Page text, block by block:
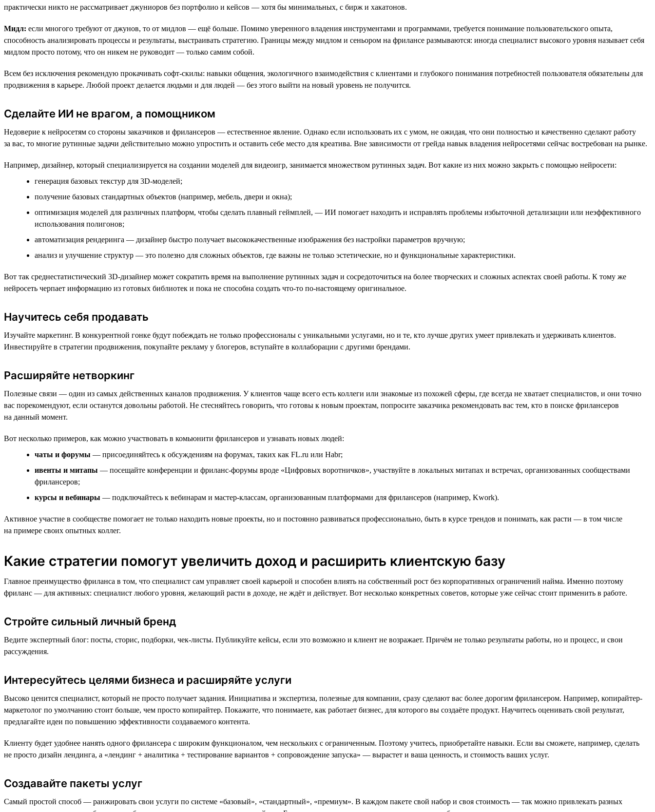
практически никто не рассматривает джуниоров без портфолио и кейсов — хотя бы минимальных, с бирж и хакатонов.
Мидл: eсли многого требуют от джунов, то от мидлов — ещё больше. Помимо уверенного владения инструментами и программами, требуется понимание пользовательского опыта,
способность анализировать процессы и результаты, выстраивать стратегию. Границы между мидлом и сеньором на фрилансе размываются: иногда специалист высокого уровня называет себя
мидлом просто потому, что он никем не руководит — только самим собой.
Всем без исключения рекомендую прокачивать софт-скилы: навыки общения, экологичного взаимодействия с клиентами и глубокого понимания потребностей пользователя обязательны для
продвижения в карьере. Любой проект делается людьми и для людей — без этого выйти на новый уровень не получится.
Сделайте ИИ не врагом, а помощником
Недоверие к нейросетям со стороны заказчиков и фрилансеров — естественное явление. Однако если использовать их с умом, не ожидая, что они полностью и качественно сделают работу
за вас, то многие рутинные задачи действительно можно упростить и оставить себе место для креатива. Вне зависимости от грейда навык владения нейросетями сейчас востребован на рынке.
Например, дизайнер, который специализируется на создании моделей для видеоигр, занимается множеством рутинных задач. Вот какие из них можно закрыть с помощью нейросети:
генерация базовых текстур для 3D-моделей;
получение базовых стандартных объектов (например, мебель, двери и окна);
оптимизация моделей для различных платформ, чтобы сделать плавный геймплей, — ИИ помогает находить и исправлять проблемы избыточной детализации или неэффективного
использования полигонов;
автоматизация рендеринга — дизайнер быстро получает высококачественные изображения без настройки параметров вручную;
анализ и улучшение структур — это полезно для сложных объектов, где важны не только эстетические, но и функциональные характеристики.
Вот так среднестатистический 3D-дизайнер может сократить время на выполнение рутинных задач и сосредоточиться на более творческих и сложных аспектах своей работы. К тому же
нейросеть черпает информацию из готовых библиотек и пока не способна создать что-то по-настоящему оригинальное.
Научитесь себя продавать
Изучайте маркетинг. В конкурентной гонке будут побеждать не только профессионалы с уникальными услугами, но и те, кто лучше других умеет привлекать и удерживать клиентов.
Инвестируйте в стратегии продвижения, покупайте рекламу у блогеров, вступайте в коллаборации с другими брендами.
Расширяйте нетворкинг
Полезные связи — один из самых действенных каналов продвижения. У клиентов чаще всего есть коллеги или знакомые из похожей сферы, где всегда не хватает специалистов, и они точно
вас порекомендуют, если останутся довольны работой. Не стесняйтесь говорить, что готовы к новым проектам, попросите заказчика рекомендовать вас тем, кто в поиске фрилансеров
на данный момент.
Вот несколько примеров, как можно участвовать в комьюнити фрилансеров и узнавать новых людей:
чаты и форумы — присоединяйтесь к обсуждениям на форумах, таких как FL.ru или Habr;
ивенты и митапы — посещайте конференции и фриланс-форумы вроде «Цифровых воротничков», участвуйте в локальных митапах и встречах, организованных сообществами
фрилансеров;
курсы и вебинары — подключайтесь к вебинарам и мастер-классам, организованным платформами для фрилансеров (например, Kwork).
Активное участие в сообществе помогает не только находить новые проекты, но и постоянно развиваться профессионально, быть в курсе трендов и понимать, как расти — в том числе
на примере своих опытных коллег.
Какие стратегии помогут увеличить доход и расширить клиентскую базу
Главное преимущество фриланса в том, что специалист сам управляет своей карьерой и способен влиять на собственный рост без корпоративных ограничений найма. Именно поэтому
фриланс — для активных: специалист любого уровня, желающий расти в доходе, не ждёт и действует. Вот несколько конкретных советов, которые уже сейчас стоит применить в работе.
Стройте сильный личный бренд
Ведите экспертный блог: посты, сторис, подборки, чек-листы. Публикуйте кейсы, если это возможно и клиент не возражает. Причём не только результаты работы, но и процесс, и свои
рассуждения.
Интересуйтесь целями бизнеса и расширяйте услуги
Высоко ценится специалист, который не просто получает задания. Инициатива и экспертиза, полезные для компании, сразу сделают вас более дорогим фрилансером. Например, копирайтер-
маркетолог по умолчанию стоит больше, чем просто копирайтер. Покажите, что понимаете, как работает бизнес, для которого вы создаёте продукт. Научитесь оценивать свой результат,
предлагайте идеи по повышению эффективности создаваемого контента.
Клиенту будет удобнее нанять одного фрилансера с широким функционалом, чем нескольких с ограниченным. Поэтому учитесь, приобретайте навыки. Если вы сможете, например, сделать
не просто дизайн лендинга, а «лендинг + аналитика + тестирование вариантов + сопровождение запуска» — вырастет и ваша ценность, и стоимость ваших услуг.
Создавайте пакеты услуг
Самый простой способ — ранжировать свои услуги по системе «базовый», «стандартный», «премиум». В каждом пакете свой набор и своя стоимость — так можно привлекать разных